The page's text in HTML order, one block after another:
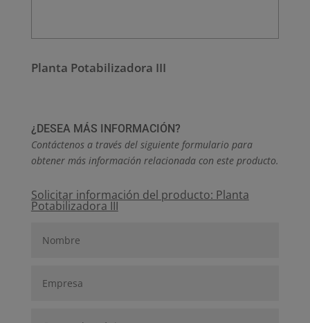
Planta Potabilizadora III
¿DESEA MÁS INFORMACIÓN?
Contáctenos a través del siguiente formulario para
obtener más información relacionada con este producto.
Solicitar información del producto: Planta
Potabilizadora III